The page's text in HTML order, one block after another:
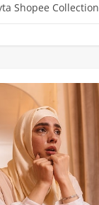
Shopee Collection